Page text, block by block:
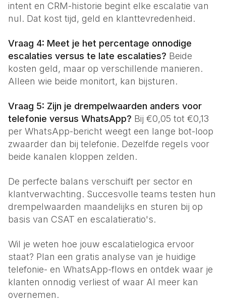
intent en CRM-historie begint elke escalatie van
nul. Dat kost tijd, geld en klanttevredenheid.
Vraag 4: Meet je het percentage onnodige
escalaties versus te late escalaties? Beide
kosten geld, maar op verschillende manieren.
Alleen wie beide monitort, kan bijsturen.
Vraag 5: Zijn je drempelwaarden anders voor
telefonie versus WhatsApp? Bij €0,05 tot €0,13
per WhatsApp-bericht weegt een lange bot-loop
zwaarder dan bij telefonie. Dezelfde regels voor
beide kanalen kloppen zelden.
De perfecte balans verschuift per sector en
klantverwachting. Succesvolle teams testen hun
drempelwaarden maandelijks en sturen bij op
basis van CSAT en escalatieratio's.
Wil je weten hoe jouw escalatielogica ervoor
staat? Plan een gratis analyse van je huidige
telefonie- en WhatsApp-flows en ontdek waar je
klanten onnodig verliest of waar AI meer kan
overnemen.